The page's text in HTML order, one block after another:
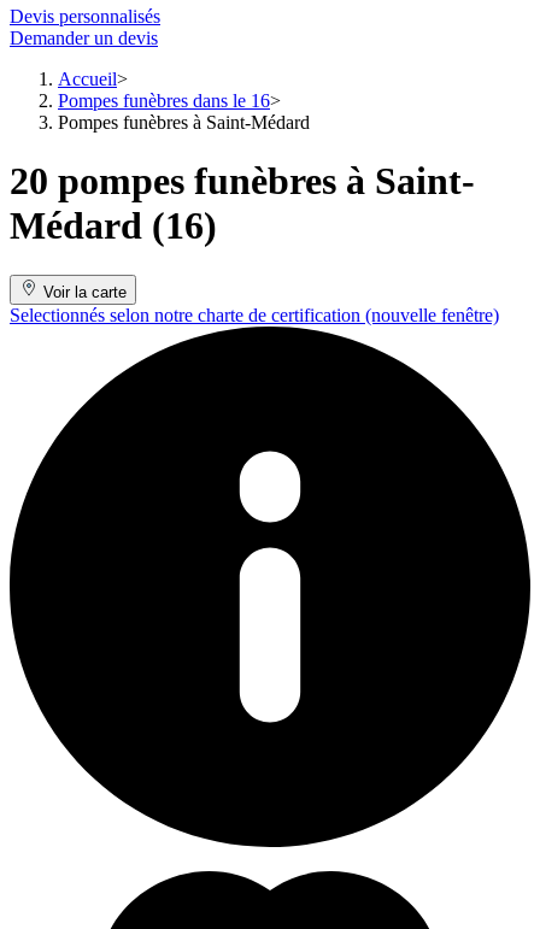
Devis personnalisés
Demander un devis
Accueil
Pompes funèbres dans le 16
Pompes funèbres à Saint-Médard
20 pompes funèbres à Saint-
Médard (16)
Voir la carte
Selectionnés selon notre charte de certification (nouvelle fenêtre)